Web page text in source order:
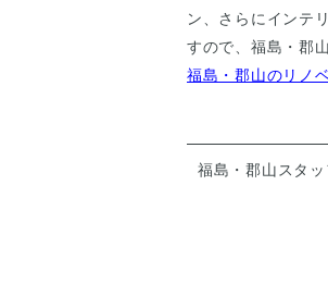
ン、さらにインテ
すので、福島・郡
福島・郡山のリノ
福島・郡山スタ